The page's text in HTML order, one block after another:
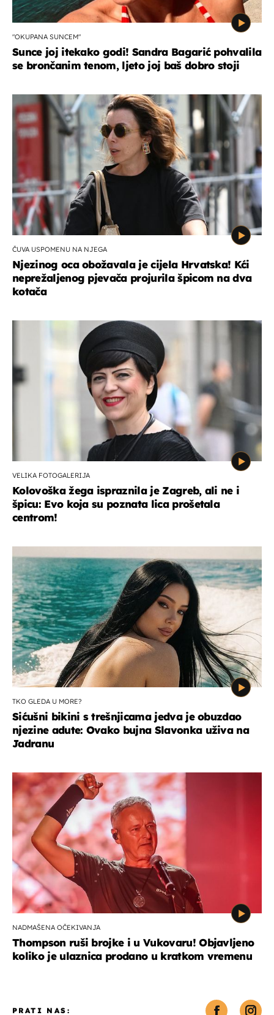
"OKUPANA SUNCEM"
Sunce joj itekako godi! Sandra Bagarić pohvalila
se brončanim tenom, ljeto joj baš dobro stoji
ČUVA USPOMENU NA NJEGA
Njezinog oca obožavala je cijela Hrvatska! Kći
neprežaljenog pjevača projurila špicom na dva
kotača
VELIKA FOTOGALERIJA
Kolovoška žega ispraznila je Zagreb, ali ne i
špicu: Evo koja su poznata lica prošetala
centrom!
TKO GLEDA U MORE?
Sićušni bikini s trešnjicama jedva je obuzdao
njezine adute: Ovako bujna Slavonka uživa na
Jadranu
NADMAŠENA OČEKIVANJA
Thompson ruši brojke i u Vukovaru! Objavljeno
koliko je ulaznica prodano u kratkom vremenu
PRATI NAS: